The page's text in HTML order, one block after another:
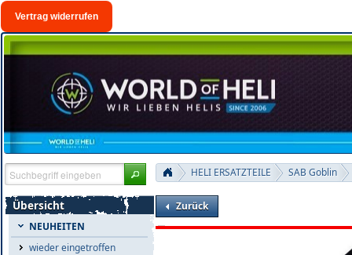
Vertrag widerrufen
Übersicht
NEUHEITEN
wieder eingetroffen
HELI ERSATZTEILE SAB Goblin
Zurück